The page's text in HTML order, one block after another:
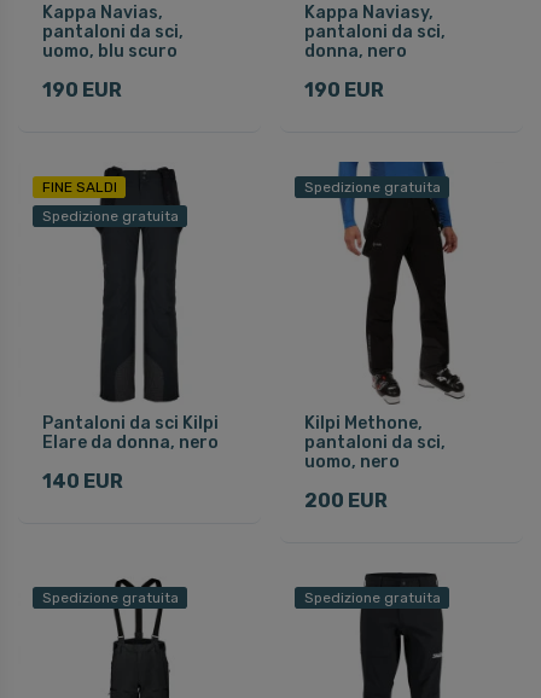
Kappa Navias,
pantaloni da sci,
uomo, blu scuro
190 EUR
Kappa Naviasy,
pantaloni da sci,
donna, nero
190 EUR
FINE SALDI
Spedizione gratuita
Pantaloni da sci Kilpi
Elare da donna, nero
140 EUR
Spedizione gratuita
Kilpi Methone,
pantaloni da sci,
uomo, nero
200 EUR
Spedizione gratuita Spedizione gratuita